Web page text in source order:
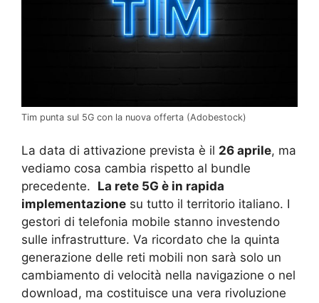
Tim punta sul 5G con la nuova offerta (Adobestock)
La data di attivazione prevista è il 26 aprile, ma
vediamo cosa cambia rispetto al bundle
precedente. La rete 5G è in rapida
implementazione su tutto il territorio italiano. I
gestori di telefonia mobile stanno investendo
sulle infrastrutture. Va ricordato che la quinta
generazione delle reti mobili non sarà solo un
cambiamento di velocità nella navigazione o nel
download, ma costituisce una vera rivoluzione